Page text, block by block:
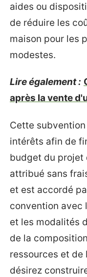
aides ou
de réduire les
maison pour les
modestes.
Lire également :
après la vente
Cette
intérêts afin de
budget du projet
attribué sans
et est accordé
convention avec
et les modalités
de la
ressources et de
désirez